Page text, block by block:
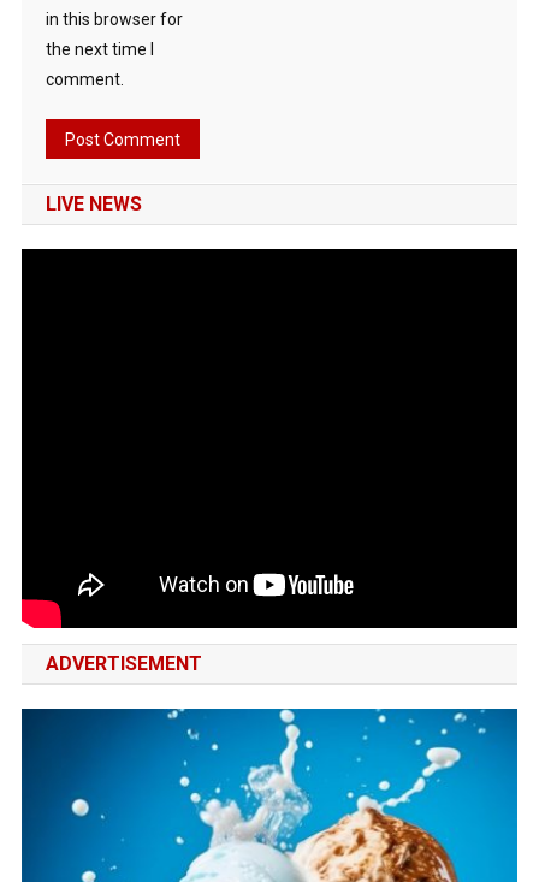
in this browser for
the next time I
comment.
LIVE NEWS
ADVERTISEMENT